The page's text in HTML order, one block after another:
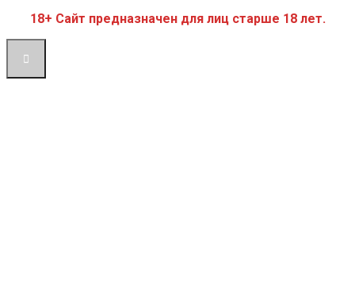
18+ Сайт предназначен для лиц старше 18 лет.